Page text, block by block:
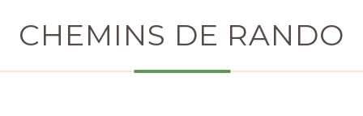
CHEMINS DE RANDO